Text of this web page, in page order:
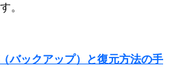
。
バックアップ）と復元方法の手